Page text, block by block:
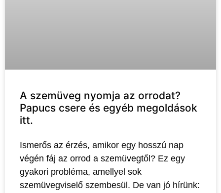
A szemüveg nyomja az orrodat?
Papucs csere és egyéb megoldások
itt.
Ismerős az érzés, amikor egy hosszú nap
végén fáj az orrod a szemüvegtől? Ez egy
gyakori probléma, amellyel sok
szemüvegviselő szembesül. De van jó hírünk: